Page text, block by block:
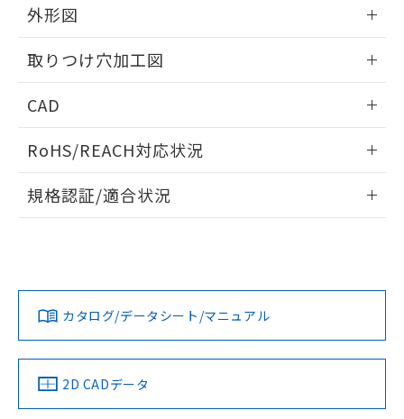
外形図
取りつけ穴加工図
CAD
ドすることができます。
ログイン/会員登録
ダウンロードデータをご利用いただく前に、以下を必ずお読
みください。
ソフトウェアの使用条件
RoHS/REACH対応状況
EU RoHS 注意事項・凡例
対応済み
中国 RoHS 注意事項・凡例
規格認証/適合状況
LR型式承認
（イギリス
船舶規格）
DNV型式承認
（ノルウェー
BV型式承認
（フランス
KR型式
（韓国
No No No No
カタログ/データシート/マニュアル
2D CADデータ
の共同利用に関して"
用者の範囲」に記載されている法人を
EU RoHS指令（10物質）の非含有証明書
51物質の非含有証明書（当社基準）
※本証明書は発行日時点で非含有を証明す
物質の対応では、対応完了までの期間は出
荷製品に未対応品が混在することから備考
欄に対応日を記載しておりました。
既に当社にて対応品への在庫切替を完了